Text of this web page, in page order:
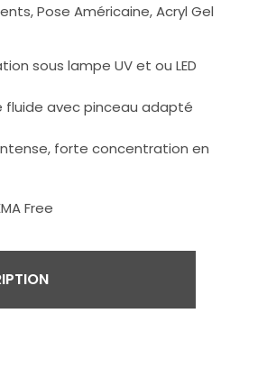
Pose Américaine, Acryl Gel
sous lampe UV et ou LED
fluide avec pinceau adapté
forte concentration en
Free